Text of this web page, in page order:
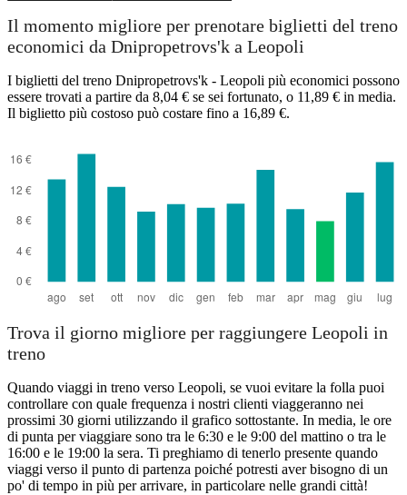
Il momento migliore per prenotare biglietti del treno
economici da Dnipropetrovs'k a Leopoli
I biglietti del treno Dnipropetrovs'k - Leopoli più economici possono
essere trovati a partire da 8,04 € se sei fortunato, o 11,89 € in media.
Il biglietto più costoso può costare fino a 16,89 €.
Trova il giorno migliore per raggiungere Leopoli in
treno
Quando viaggi in treno verso Leopoli, se vuoi evitare la folla puoi
controllare con quale frequenza i nostri clienti viaggeranno nei
prossimi 30 giorni utilizzando il grafico sottostante. In media, le ore
di punta per viaggiare sono tra le 6:30 e le 9:00 del mattino o tra le
16:00 e le 19:00 la sera. Ti preghiamo di tenerlo presente quando
viaggi verso il punto di partenza poiché potresti aver bisogno di un
po' di tempo in più per arrivare, in particolare nelle grandi città!